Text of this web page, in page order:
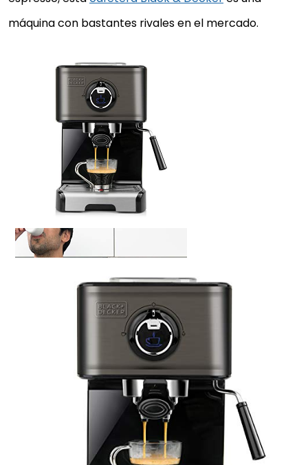
máquina con bastantes rivales en el mercado.